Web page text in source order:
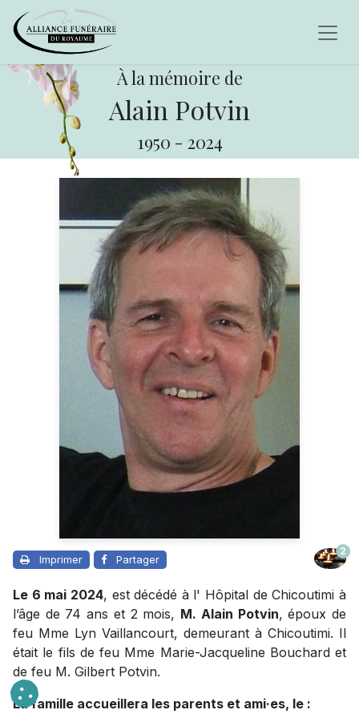
À la mémoire de
Alain Potvin
1950 - 2024
Imprimer Partager
2
Le 6 mai 2024, est décédé à l' Hôpital de Chicoutimi à
l’âge de 74 ans et 2 mois, M. Alain Potvin, époux de
feu Mme Lyn Vaillancourt, demeurant à Chicoutimi. Il
était le fils de feu Mme Marie-Jacqueline Bouchard et
de feu M. Gilbert Potvin.
La famille accueillera les parents et ami·es, le :